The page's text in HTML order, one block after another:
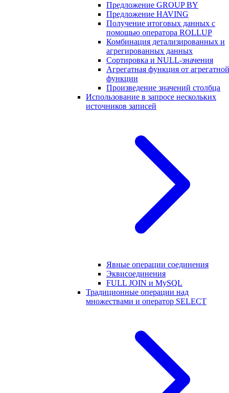
Предложение GROUP BY
Предложение HAVING
Получение итоговых данных с
помощью оператора ROLLUP
Комбинация детализированных и
агрегированных данных
Сортировка и NULL-значения
Агрегатная функция от агрегатной
функции
Произведение значений столбца
Использование в запросе нескольких
источников записей
Явные операции соединения
Эквисоединения
FULL JOIN и MySQL
Традиционные операции над
множествами и оператор SELECT